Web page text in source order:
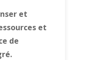
et
et
de